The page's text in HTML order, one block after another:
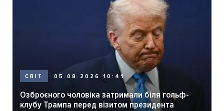
СВІТ 05.08.2026 10:41
Озброєного чоловіка затримали біля гольф-
клубу Трампа перед візитом президента